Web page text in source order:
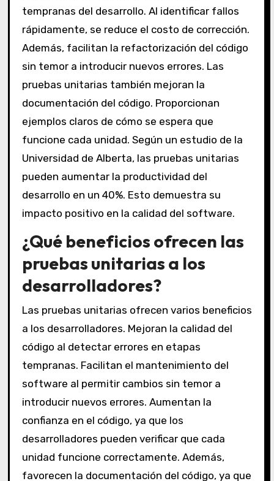
tempranas del desarrollo. Al identificar fallos
rápidamente, se reduce el costo de corrección.
Además, facilitan la refactorización del código
sin temor a introducir nuevos errores. Las
pruebas unitarias también mejoran la
documentación del código. Proporcionan
ejemplos claros de cómo se espera que
funcione cada unidad. Según un estudio de la
Universidad de Alberta, las pruebas unitarias
pueden aumentar la productividad del
desarrollo en un 40%. Esto demuestra su
impacto positivo en la calidad del software.
¿Qué beneficios ofrecen las
pruebas unitarias a los
desarrolladores?
Las pruebas unitarias ofrecen varios beneficios
a los desarrolladores. Mejoran la calidad del
código al detectar errores en etapas
tempranas. Facilitan el mantenimiento del
software al permitir cambios sin temor a
introducir nuevos errores. Aumentan la
confianza en el código, ya que los
desarrolladores pueden verificar que cada
unidad funcione correctamente. Además,
favorecen la documentación del código, ya que